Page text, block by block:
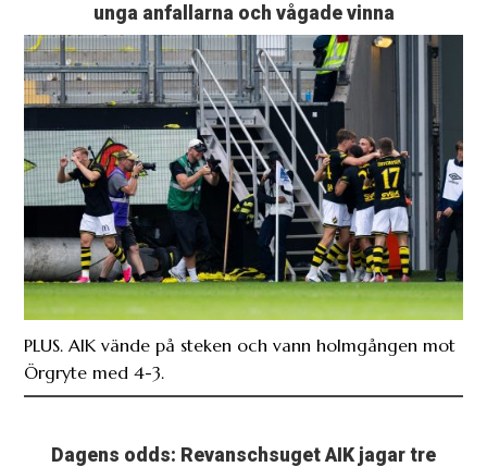
unga anfallarna och vågade vinna
PLUS. AIK vände på steken och vann holmgången mot
Örgryte med 4-3.
Dagens odds: Revanschsuget AIK jagar tre